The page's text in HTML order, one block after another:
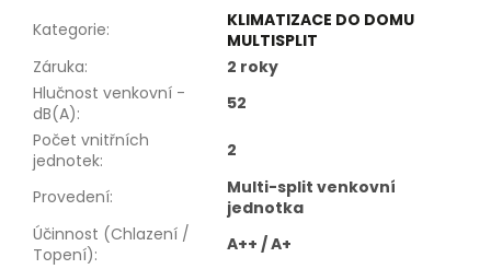
Kategorie:
KLIMATIZACE DO DOMU
MULTISPLIT
Záruka:
2 roky
Hlučnost venkovní -
dB(A):
52
Počet vnitřních
jednotek: 2
Provedení:
Multi-split venkovní
jednotka
Účinnost (Chlazení /
Topení):
A++ / A+